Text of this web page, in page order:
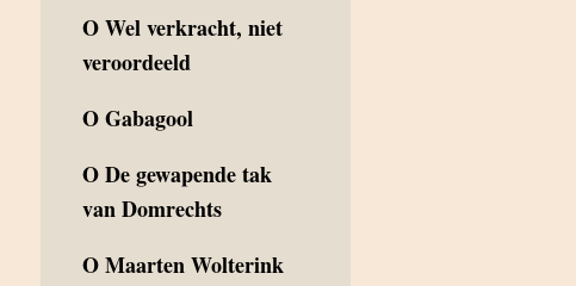
OWel verkracht, niet
veroordeeld
OGabagool
ODe gewapende tak
van Domrechts
OMaarten Wolterink